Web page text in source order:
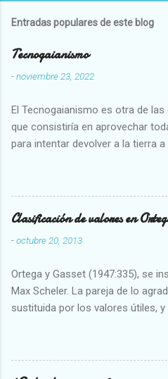
Entradas populares de este blog
Tecnogaianismo
-noviembre 23, 2022
El Tecnogaianismo es otra de
que consistiría en aprovechar
para intentar devolver a la tierra
Clasificación de valores en
-octubre 20, 2013
Ortega y Gasset (1947:335), se
Max Scheler. La pareja de lo
sustituida por los valores útiles, y
Abundante-Escaso,etc 2
Vulgar Enérgico-Inerte Fuerte-
Intelectuales Conocimiento-Error